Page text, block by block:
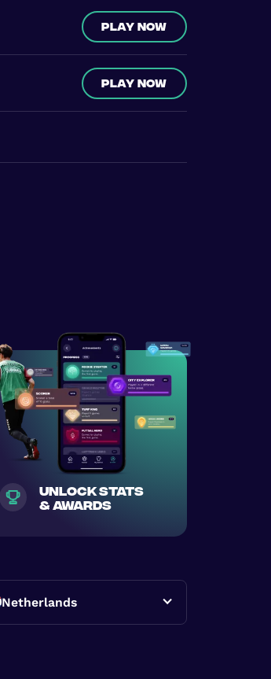
Play now
Play now
Unlock stats
& awards
Netherlands